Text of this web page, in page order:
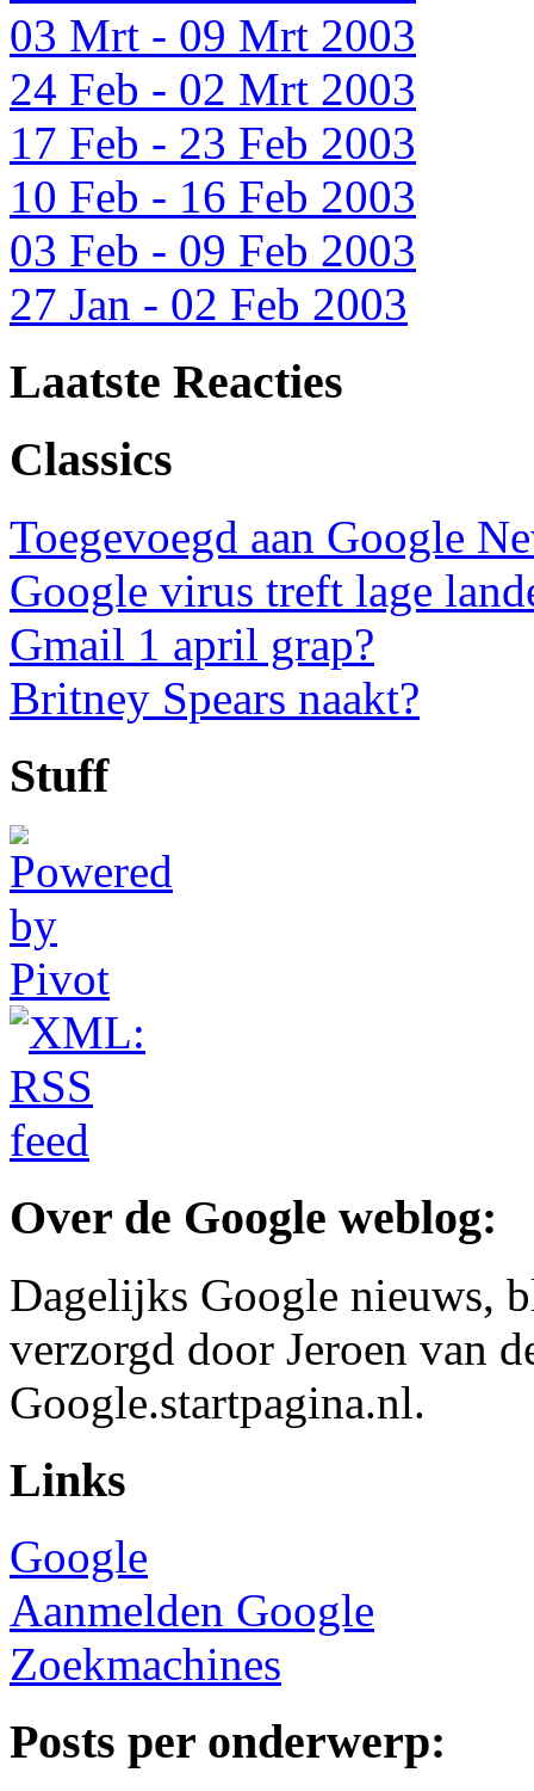
03 Mrt - 09 Mrt 2003
24 Feb - 02 Mrt 2003
17 Feb - 23 Feb 2003
10 Feb - 16 Feb 2003
03 Feb - 09 Feb 2003
27 Jan - 02 Feb 2003
Laatste Reacties
Classics
Toegevoegd aan Google
Google virus treft lage
Gmail 1 april grap?
Britney Spears naakt?
Stuff
Over de Google weblog:
Dagelijks Google nieuws,
verzorgd door Jeroen van
Google.startpagina.nl.
Links
Google
Aanmelden Google
Zoekmachines
Posts per onderwerp: